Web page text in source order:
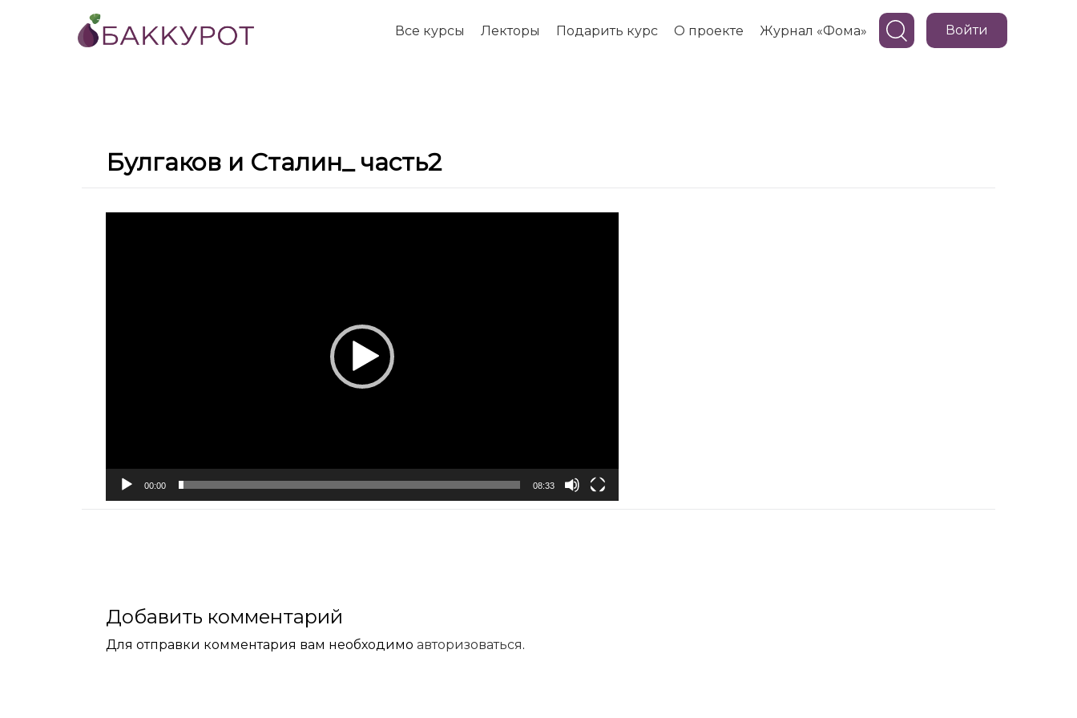
Все курсы Лекторы Подарить курс О проекте Журнал «Фома» Войти
Булгаков и Сталин_ часть2
00:00 08:33
Добавить комментарий
Для отправки комментария вам необходимо авторизоваться.